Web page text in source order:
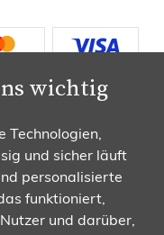
wichtig
Technologien,
und sicher läuft
personalisierte
funktioniert,
und darüber,